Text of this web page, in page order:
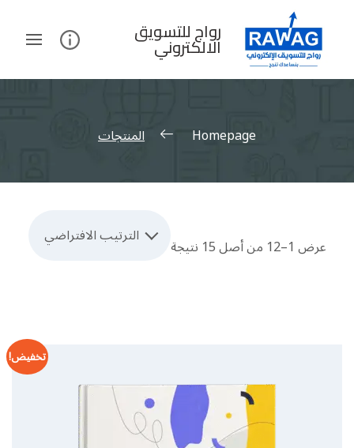
content
رواج للتسويق
الالكتروني
Homepage المنتجات
عرض 1–12 من أصل 15 نتيجة الترتيب الافتراضي
تخفيض!